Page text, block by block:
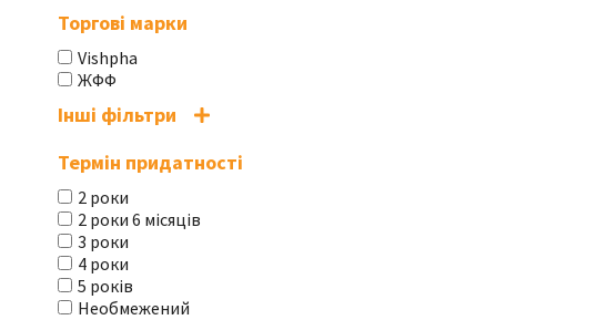
Торгові марки
Vishpha
ЖФФ
Інші фільтри
Термін придатності
2 роки
2 роки 6 місяців
3 роки
4 роки
5 років
Необмежений